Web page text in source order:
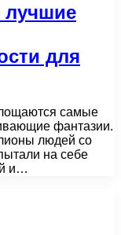
для
самые
фантазии.
людей со
на себе
и…